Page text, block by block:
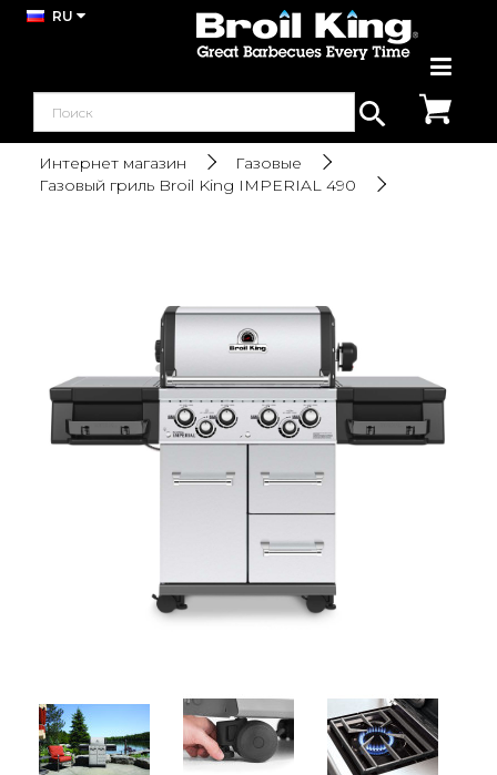
RU
Интернет магазин
Газовые
Газовый гриль Broil King IMPERIAL 490